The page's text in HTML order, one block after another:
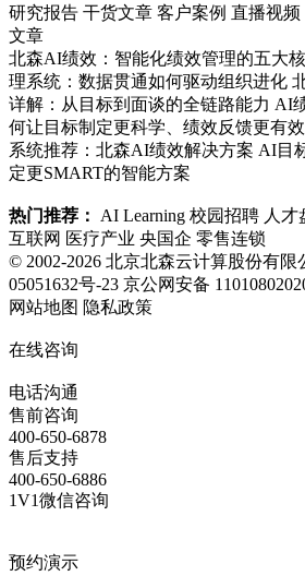
研究报告 干货文章 客户案例 直播视频
文章
北森AI绩效：智能化绩效管理的五大
理系统：数据贯通如何驱动组织进化
详解：从目标到面谈的全链路能力 AI
何让目标制定更科学、绩效反馈更有效
系统推荐：北森AI绩效解决方案 AI目
定更SMART的智能方案
热门推荐： AI Learning 校园招聘 人才
互联网 医疗产业 央国企 零售连锁
© 2002-2026 北京北森云计算股份有限
05051632号-23 京公网安备
网站地图 隐私政策
在线咨询
电话沟通
售前咨询
400-650-6878
售后支持
400-650-6886
1V1微信咨询
预约演示